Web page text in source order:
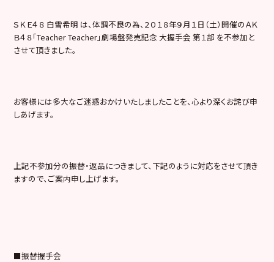
ＳＫＥ４８ 白雪希明 は、体調不良の為、２０１８年９月１日（土）開催のＡＫ
Ｂ４８「Teacher Teacher」劇場盤発売記念 大握手会 第１部 を不参加と
させて頂きました。
お客様には多大なご迷惑おかけいたしましたことを、心より深くお詫び申
しあげます。
上記不参加分の振替・返品につきまして、下記のように対応をさせて頂き
ますので、ご案内申し上げます。
■振替握手会